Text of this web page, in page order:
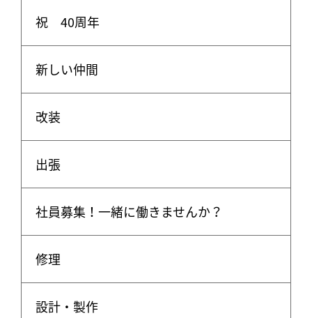
祝 40周年
新しい仲間
改装
出張
社員募集！一緒に働きませんか？
修理
設計・製作